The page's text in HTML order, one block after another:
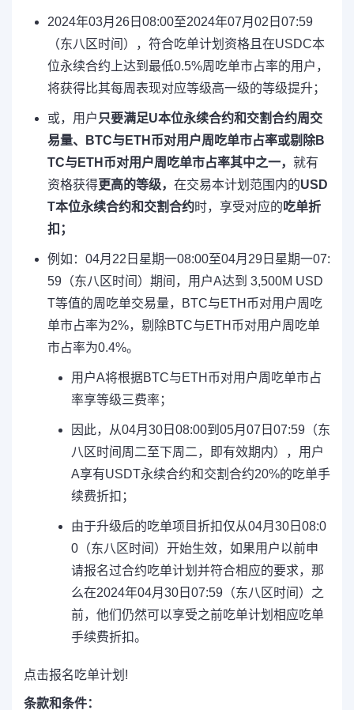
2024年03月26日08:00至2024年07月02日07:59
（东八区时间），符合吃单计划资格且在USDC本
位永续合约上达到最低0.5%周吃单市占率的用户，
将获得比其每周表现对应等级高一级的等级提升；
或，用户 只要满足U本位永续合约和交割合约周交
易量、BTC与ETH币对用户周吃单市占率或剔除B
TC与ETH币对用户周吃单市占率其中之一， 就有
资格获得更高的等级， 在交易本计划范围内的USD
T本位永续合约和交割合约时，享受对应的 吃单折
扣；
例如：04月22日星期一08:00至04月29日星期一07:
59（东八区时间）期间，用户A达到 3,500M USD
T等值的周吃单交易量，BTC与ETH币对用户周吃
单市占率为2%，剔除BTC与ETH币对用户周吃单
市占率为0.4%。
用户A将根据BTC与ETH币对用户周吃单市占
率享等级三费率；
因此，从04月30日08:00到05月07日07:59（东
八区时间周二至下周二，即有效期内），用户
A享有USDT永续合约和交割合约20%的吃单手
续费折扣；
由于升级后的吃单项目折扣仅从04月30日08:0
0（东八区时间）开始生效，如果用户以前申
请报名过合约吃单计划并符合相应的要求，那
么在2024年04月30日07:59（东八区时间）之
前，他们仍然可以享受之前吃单计划相应吃单
手续费折扣。
点击报名吃单计划!
条款和条件：